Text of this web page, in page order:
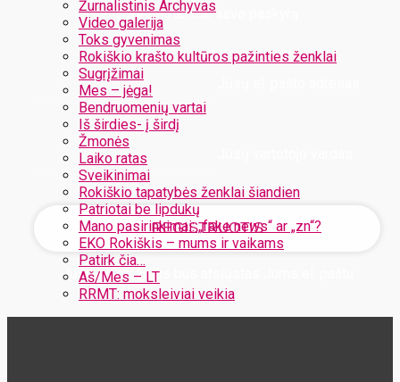
Žurnalistinis Archyvas
Video galerija
Toks gyvenimas
Rokiškio krašto kultūros pažinties ženklai
Sugrįžimai
Mes – jėga!
Bendruomenių vartai
Iš širdies- į širdį
Žmonės
Laiko ratas
Sveikinimai
Rokiškio tapatybės ženklai šiandien
Patriotai be lipdukų
Mano pasirinkimai: „fake news“ ar „zn“?
EKO Rokiškis – mums ir vaikams
Patirk čia…
Aš/Mes – LT
RRMT: moksleiviai veikia
Užregistruokite savo paskyrą
Jūsų slaptažodis bus atsiųstas Jums el. paštu